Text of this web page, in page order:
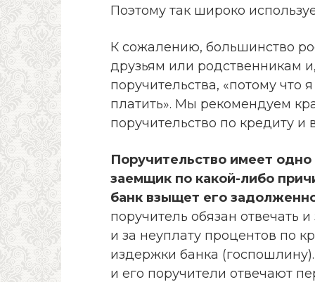
Поэтому так широко
К сожалению, большинство
друзьям или родственникам
поручительства, «потому что
платить». Мы рекомендуем
поручительство по кредиту и
Поручительство имеет
заемщик по какой-либо
банк взыщет его
поручитель обязан отвечать
и за неуплату процентов по
издержки банка
и его поручители отвечают